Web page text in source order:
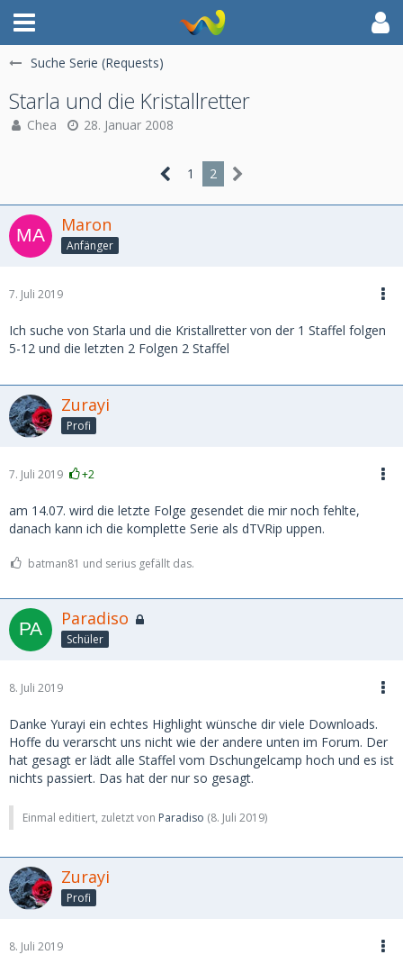
Suche Serie (Requests)
Starla und die Kristallretter
Chea 28. Januar 2008
1 2
Maron
Anfänger
7. Juli 2019
Ich suche von Starla und die Kristallretter von der 1 Staffel folgen
5-12 und die letzten 2 Folgen 2 Staffel
Zurayi
Profi
7. Juli 2019 +2
am 14.07. wird die letzte Folge gesendet die mir noch fehlte,
danach kann ich die komplette Serie als dTVRip uppen.
batman81 und serius gefällt das.
Paradiso
Schüler
8. Juli 2019
Danke Yurayi ein echtes Highlight wünsche dir viele Downloads.
Hoffe du verarscht uns nicht wie der andere unten im Forum. Der
hat gesagt er lädt alle Staffel vom Dschungelcamp hoch und es ist
nichts passiert. Das hat der nur so gesagt.
Einmal editiert, zuletzt von Paradiso (8. Juli 2019)
Zurayi
Profi
8. Juli 2019